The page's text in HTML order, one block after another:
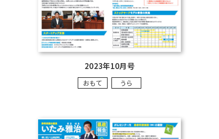
2023年10月号
おもて うら